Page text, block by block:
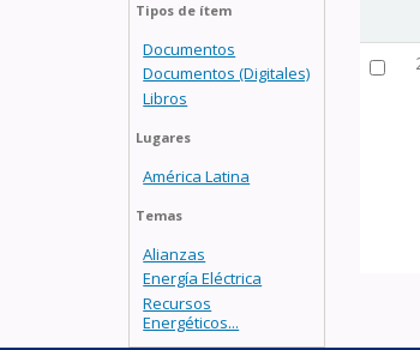
Tipos de ítem
Documentos
Documentos (Digitales)
Libros
Lugares
América Latina
Temas
Alianzas
Energía Eléctrica
Recursos
Energéticos...